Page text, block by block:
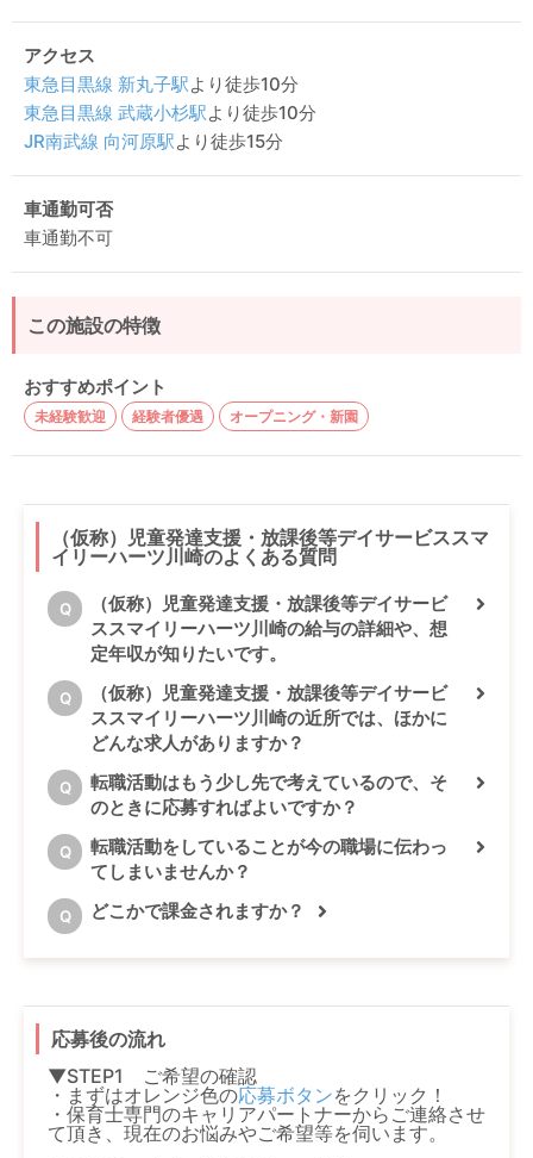
アクセス
東急目黒線 新丸子駅より徒歩10分
東急目黒線 武蔵小杉駅より徒歩10分
JR南武線 向河原駅より徒歩15分
車通勤可否
車通勤不可
この施設の特徴
おすすめポイント
未経験歓迎 経験者優遇 オープニング・新園
（仮称）児童発達支援・放課後等デイサービススマ
イリーハーツ川崎のよくある質問
Q
（仮称）児童発達支援・放課後等デイサービ
ススマイリーハーツ川崎の給与の詳細や、想
定年収が知りたいです。
Q
（仮称）児童発達支援・放課後等デイサービ
ススマイリーハーツ川崎の近所では、ほかに
どんな求人がありますか？
Q
転職活動はもう少し先で考えているので、そ
のときに応募すればよいですか？
Q
転職活動をしていることが今の職場に伝わっ
てしまいませんか？
Q どこかで課金されますか？
応募後の流れ
▼STEP1 ご希望の確認
・まずはオレンジ色の応募ボタンをクリック！
・保育士専門のキャリアパートナーからご連絡させ
て頂き、現在のお悩みやご希望等を伺います。